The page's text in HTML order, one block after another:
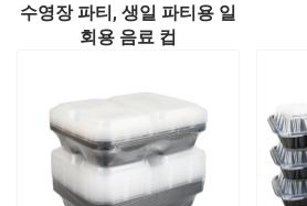
수영장 파티, 생일 파티용 일
회용 음료 컵